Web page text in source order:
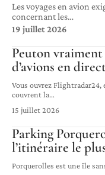
Les voyages en avion
concernant les…
19 juillet 2026
Peuton
d’avions en
Vous ouvrez
couvrent la…
15 juillet 2026
Parking
l’itinéraire le
Porquerolles est une île